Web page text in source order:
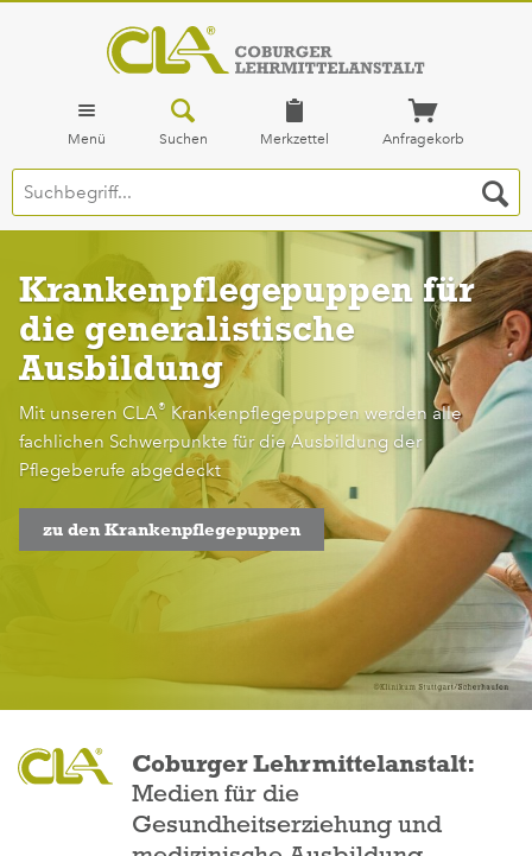
Menü Suchen Merkzettel Anfragekorb
Krankenpflegepuppen für
die generalistische
Ausbildung
Mit unseren CLA® Krankenpflegepuppen werden alle
fachlichen Schwerpunkte für die Ausbildung der
Pflegeberufe abgedeckt
zu den Krankenpflegepuppen
Coburger Lehrmittelanstalt:
Medien für die
Gesundheitserziehung und